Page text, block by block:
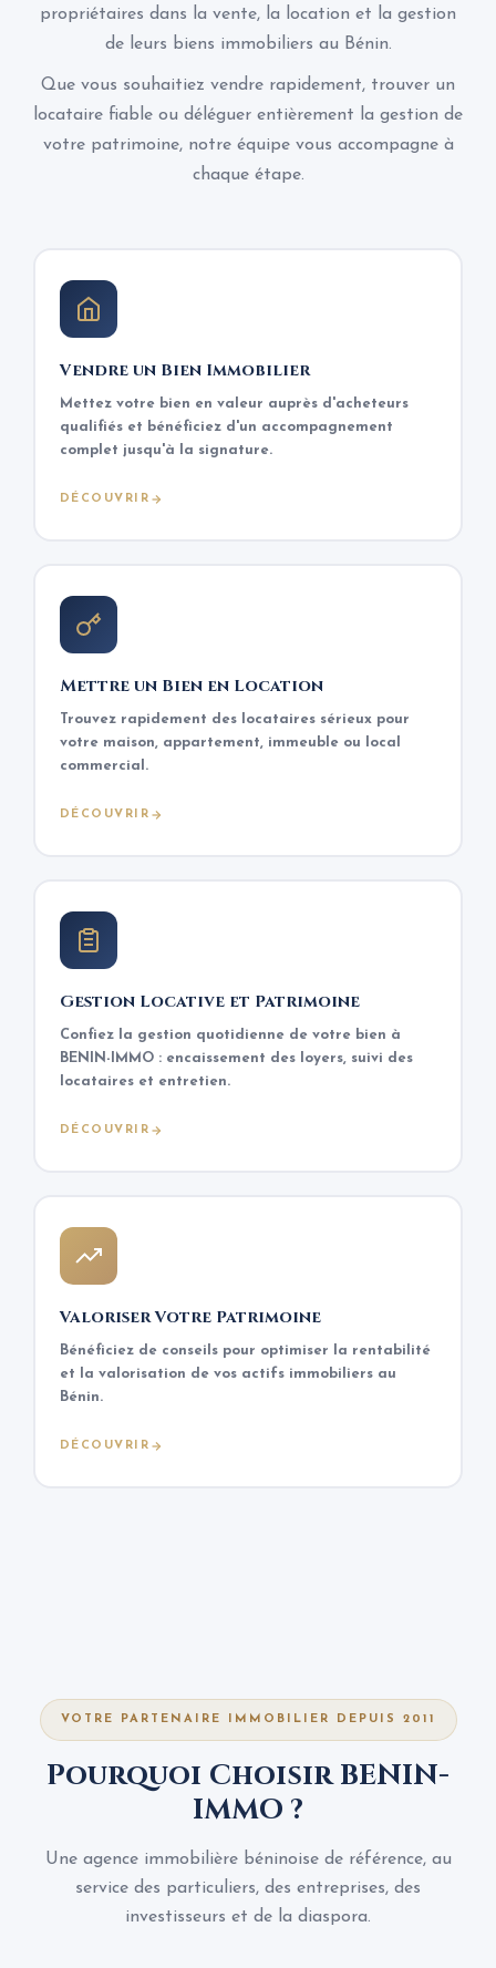
propriétaires dans la vente, la location et la gestion
de leurs biens immobiliers au Bénin.
Que vous souhaitiez vendre rapidement, trouver un
locataire fiable ou déléguer entièrement la gestion de
votre patrimoine, notre équipe vous accompagne à
chaque étape.
Vendre un Bien Immobilier
Mettez votre bien en valeur auprès d'acheteurs
qualifiés et bénéficiez d'un accompagnement
complet jusqu'à la signature.
DÉCOUVRIR
Mettre un Bien en Location
Trouvez rapidement des locataires sérieux pour
votre maison, appartement, immeuble ou local
commercial.
DÉCOUVRIR
Gestion Locative et Patrimoine
Confiez la gestion quotidienne de votre bien à
BENIN-IMMO : encaissement des loyers, suivi des
locataires et entretien.
DÉCOUVRIR
Valoriser Votre Patrimoine
Bénéficiez de conseils pour optimiser la rentabilité
et la valorisation de vos actifs immobiliers au
Bénin.
DÉCOUVRIR
VOTRE PARTENAIRE IMMOBILIER DEPUIS 2011
Pourquoi Choisir BENIN-
IMMO ?
Une agence immobilière béninoise de référence, au
service des particuliers, des entreprises, des
investisseurs et de la diaspora.